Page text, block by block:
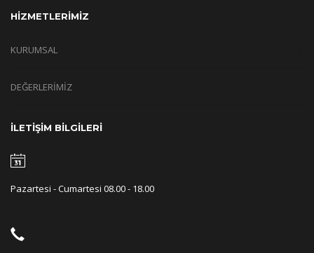
HİZMETLERİMİZ
KURUMSAL
DEĞERLERİMİZ
İLETİŞİM BİLGİLERİ
Pazartesi - Cumartesi 08.00 - 18.00